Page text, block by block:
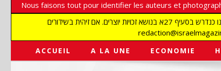
Nous faisons tout pour identifier les auteurs et
אנו עושים הכל כדי לזהות סופרים וצלמים על מנת לכבד את זכויותיהם. אנו מכבדים זכויות יוצרים ושואפים לאתר את בעלי הזכויות בתמונות המגיעות אלינו כנדרש בסעיף 27א בנושא זכויות יוצרים. אם זיהית בשידורים
ACCUEIL A LA UNE ECONOMIE